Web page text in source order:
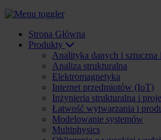
Strona Główna
Produkty
Analityka danych i
Analiza strukturalna
Elektromagnetyka
Internet przedmiotów (IoT)
Inżynieria strukturalna i
Łatwość wytwarzania i
Modelowanie systemów
Multiphysics